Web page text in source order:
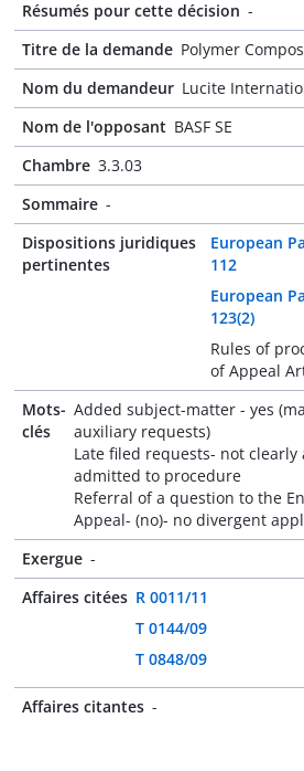
Résumés pour cette décision -
Titre de la demande Polymer
Nom du demandeur Lucite
Nom de l'opposant BASF SE
Chambre 3.3.03
Sommaire -
Dispositions juridiques
pertinentes
European
112
European
123(2)
Rules of
of Appeal
Mots-
clés
Added subject-matter - yes
auxiliary requests)
Late filed requests- not
admitted to procedure
Referral of a question to the
Appeal- (no)- no divergent
Exergue -
Affaires citées R 0011/11
T 0144/09
T 0848/09
Affaires citantes -